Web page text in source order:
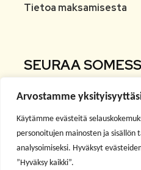
Arvostamme
Käytämme evästeitä
personoitujen mainosten ja sisällön
analysoimiseksi. Hyväksyt
”Hyväksy kaikki”.
Tietoa maksamisesta
SEURAA
Facebook
Instagram